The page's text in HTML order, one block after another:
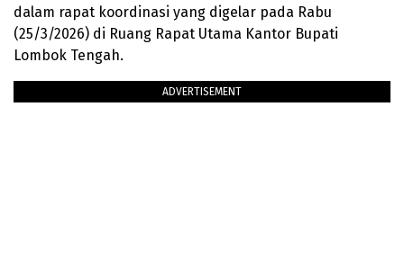
dalam rapat koordinasi yang digelar pada Rabu
(25/3/2026) di Ruang Rapat Utama Kantor Bupati
Lombok Tengah.
ADVERTISEMENT